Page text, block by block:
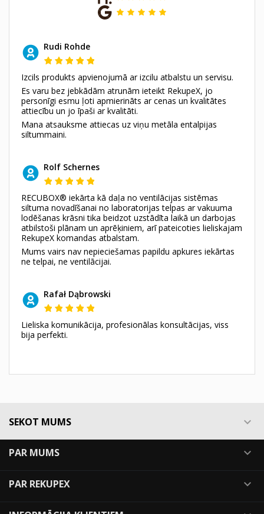
Rudi Rohde
Izcils produkts apvienojumā ar izcilu atbalstu un servisu.
Es varu bez jebkādām atrunām ieteikt RekupeX, jo
personīgi esmu ļoti apmierināts ar cenas un kvalitātes
attiecību un jo īpaši ar kvalitāti.
Mana atsauksme attiecas uz viņu metāla entalpijas
siltummaini.
Rolf Schernes
RECUBOX® iekārta kā daļa no ventilācijas sistēmas
siltuma novadīšanai no laboratorijas telpas ar vakuuma
lodēšanas krāsni tika beidzot uzstādīta laikā un darbojas
atbilstoši plānam un aprēķiniem, arī pateicoties lieliskajam
RekupeX komandas atbalstam.
Mums vairs nav nepieciešamas papildu apkures iekārtas
ne telpai, ne ventilācijai.
Rafał Dąbrowski
Lieliska komunikācija, profesionālas konsultācijas, viss
bija perfekti.
SEKOT MUMS 
PAR MUMS 
PAR REKUPEX 